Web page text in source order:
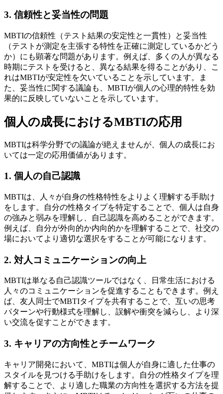
3. 信頼性と妥当性の問題
MBTIの信頼性（テスト結果の安定性と一貫性）と妥当性
（テストが測定を主張する特性を正確に測定しているかどう
か）にも顕著な問題があります。例えば、多くの人が異なる
時期にテストを受けると、異なる結果を得ることがあり、こ
れはMBTIが安定性を欠いていることを示しています。ま
た、妥当性に関する議論も、MBTIが個人の心理的特性を効
果的に反映していないことを示しています。
個人の成長におけるMBTIの応用
MBTIは科学分野での議論が絶えませんが、個人の成長にお
いては一定の応用価値があります。
1. 個人の自己認識
MBTIは、人々が自身の性格特性をよりよく理解する手助け
をします。自分の性格タイプを特定することで、個人は自身
の強みと弱みを理解し、自己認識を高めることができます。
例えば、自分が外向的か内向的かを理解することで、社交の
場においてより適切な選択をすることが可能になります。
2. 対人コミュニケーションの向上
MBTIは単なる自己認識ツールではなく、日常生活における
人々のコミュニケーションを促進することもできます。例え
ば、友人同士でMBTIタイプを共有することで、互いの思考
パターンや行動様式を理解し、誤解や衝突を減らし、より深
い交流を促すことができます。
3. キャリアの方向性とチームワーク
キャリア開発において、MBTIは個人が自身に適した仕事の
スタイルを見つける手助けをします。自分の性格タイプを理
解することで、より適した職業の方向性を選択する方法を提